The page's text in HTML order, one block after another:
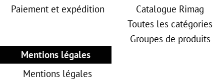
Paiement et expédition
Catalogue Rimag
Toutes les catégories
Groupes de produits
Mentions légales
Mentions légales